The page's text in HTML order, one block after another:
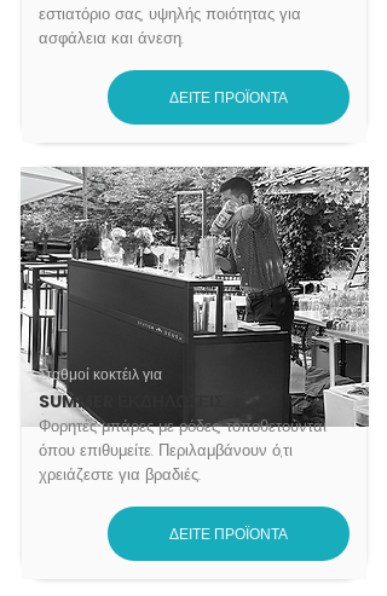
εστιατόριο σας, υψηλής ποιότητας για
ασφάλεια και άνεση.
ΔΕΙΤΕ ΠΡΟΪΟΝΤΑ
Σταθμοί κοκτέιλ για
SUMMER ΕΚΔΗΛΩΣΕΙΣ
Φορητές μπάρες με ρόδες, τοποθετούνται
όπου επιθυμείτε. Περιλαμβάνουν ό,τι
χρειάζεστε για βραδιές.
ΔΕΙΤΕ ΠΡΟΪΟΝΤΑ